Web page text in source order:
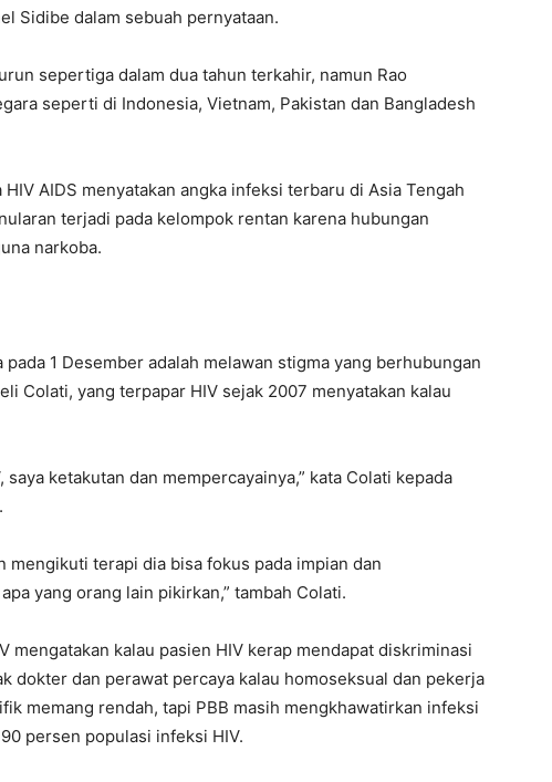
Sidibe dalam sebuah pernyataan.
sepertiga dalam dua tahun terkahir, namun Rao
seperti di Indonesia, Vietnam, Pakistan dan Bangladesh
AIDS menyatakan angka infeksi terbaru di Asia Tengah
terjadi pada kelompok rentan karena hubungan
narkoba.
1 Desember adalah melawan stigma yang berhubungan
Colati, yang terpapar HIV sejak 2007 menyatakan kalau
saya ketakutan dan mempercayainya,” kata Colati kepada
mengikuti terapi dia bisa fokus pada impian dan
yang orang lain pikirkan,” tambah Colati.
mengatakan kalau pasien HIV kerap mendapat diskriminasi
dokter dan perawat percaya kalau homoseksual dan pekerja
memang rendah, tapi PBB masih mengkhawatirkan infeksi
persen populasi infeksi HIV.